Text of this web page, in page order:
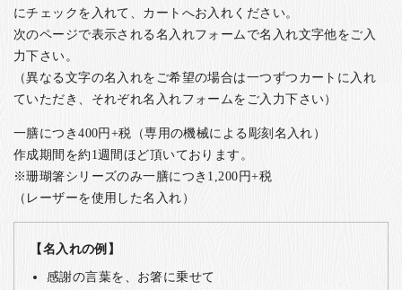
にチェックを入れて、カートへお入れください。
次のページで表示される名入れフォームで名入れ文字他をご入
力下さい。
（異なる文字の名入れをご希望の場合は一つずつカートに入れ
ていただき、それぞれ名入れフォームをご入力下さい）
一膳につき400円+税（専用の機械による彫刻名入れ）
作成期間を約1週間ほど頂いております。
※珊瑚箸シリーズのみ一膳につき1,200円+税
（レーザーを使用した名入れ）
【名入れの例】
感謝の言葉を、お箸に乗せて